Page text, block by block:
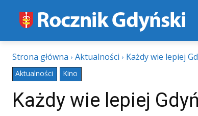
Strona główna Aktualności Każdy wie lepiej
Aktualności Kino
Każdy wie lepiej